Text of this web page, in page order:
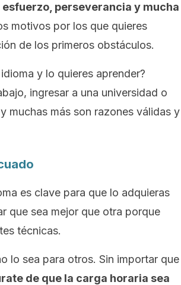
perseverancia y mucha
motivos por los que quieres
de los primeros obstáculos.
y lo quieres aprender?
ingresar a una universidad o
muchas más son razones válidas y
es clave para que lo adquieras
que sea mejor que otra porque
técnicas.
lo sea para otros. Sin importar que
de que la carga horaria sea